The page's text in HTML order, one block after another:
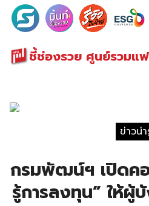
ชี้ช่องรวย ศูนย์รวมแ
Search
for:
ข่าวน่า
กรมพัฒน์ฯ เปิดคอ
รู้การลงทุน” ให้ผู้